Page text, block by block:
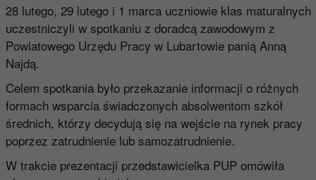
28 lutego, 29 lutego i 1 marca uczniowie klas maturalnych
uczestniczyli w spotkaniu z doradcą zawodowym z
Powiatowego Urzędu Pracy w Lubartowie panią Anną
Najdą.
Celem spotkania było przekazanie informacji o różnych
formach wsparcia świadczonych absolwentom szkół
średnich, którzy decydują się na wejście na rynek pracy
poprzez zatrudnienie lub samozatrudnienie.
W trakcie prezentacji przedstawicielka PUP omówiła